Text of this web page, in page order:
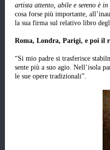
artista attento, abile e sereno è
cosa forse più importante,
la sua firma sul relativo libro
Roma, Londra, Parigi, e poi il
“Si mio padre si trasferisce
sente più a suo agio. Nell’isola
le sue opere tradizionali”.